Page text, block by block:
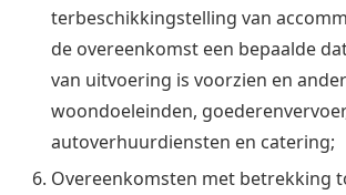
terbeschikkingstelling van
de overeenkomst een bepaalde
van uitvoering is voorzien en
woondoeleinden,
autoverhuurdiensten en catering;
Overeenkomsten met betrekking